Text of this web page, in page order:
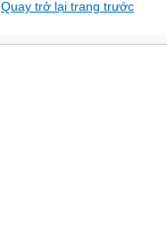
Quay trở lại trang trước